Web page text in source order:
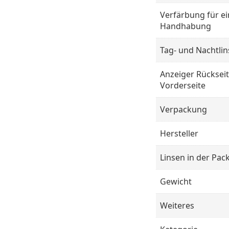
Verfärbung für
Handhabung
Tag- und
Anzeiger
Vorderseite
Verpackung
Hersteller
Linsen in der
Gewicht
Weiteres